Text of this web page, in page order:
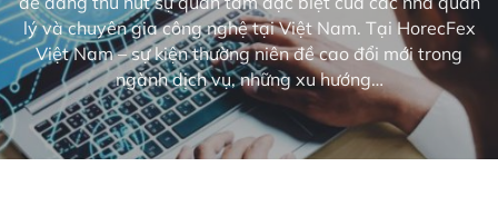
lý và chuyên gia công nghệ tại Việt Nam. Tại HorecFex
Việt Nam – sự kiện thường niên đề cao đổi mới trong
ngành dịch vụ, những xu hướng…